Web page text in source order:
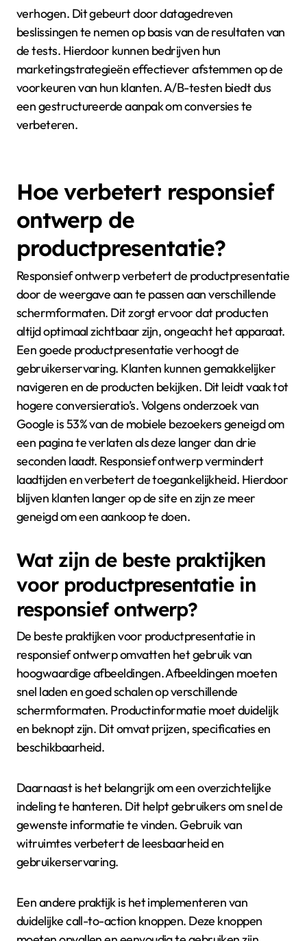
A/B-testen helpt bij het optimaliseren van conversies
door verschillende versies van een webpagina te
vergelijken. Dit proces stelt bedrijven in staat om te
zien welke versie beter presteert bij bezoekers. Door
specifieke elementen zoals knoppen, afbeeldingen of
teksten te variëren, kunnen bedrijven de impact op
gebruikersgedrag meten. Statistieken tonen aan dat
de tests. Hierdoor kunnen bedrijven hun
marketingstrategieën effectiever afstemmen op de
voorkeuren van hun klanten. A/B-testen biedt dus
een gestructureerde aanpak om conversies te
verbeteren.
Hoe verbetert responsief
ontwerp de
productpresentatie?
Responsief ontwerp verbetert de productpresentatie
door de weergave aan te passen aan verschillende
schermformaten. Dit zorgt ervoor dat producten
altijd optimaal zichtbaar zijn, ongeacht het apparaat.
Een goede productpresentatie verhoogt de
gebruikerservaring. Klanten kunnen gemakkelijker
hogere conversieratio’s. Volgens onderzoek van
Google is 53% van de mobiele bezoekers geneigd om
een pagina te verlaten als deze langer dan drie
seconden laadt. Responsief ontwerp vermindert
laadtijden en verbetert de toegankelijkheid. Hierdoor
blijven klanten langer op de site en zijn ze meer
geneigd om een aankoop te doen.
Wat zijn de beste praktijken
voor productpresentatie in
responsief ontwerp?
De beste praktijken voor productpresentatie in
responsief ontwerp omvatten het gebruik van
hoogwaardige afbeeldingen. Afbeeldingen moeten
snel laden en goed schalen op verschillende
schermformaten. Productinformatie moet duidelijk
en beknopt zijn. Dit omvat prijzen, specificaties en
Daarnaast is het belangrijk om een overzichtelijke